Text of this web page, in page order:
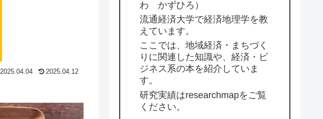
2025.04.04 2025.04.12
わ かずひろ）
流通経済大学で経済地理学を教
えています。
ここでは、地域経済・まちづく
りに関連した知識や、経済・ビ
ジネス系の本を紹介していま
す。
研究実績はresearchmapをご覧
ください。